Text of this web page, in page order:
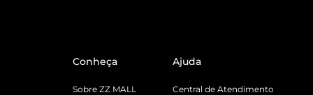
Conheça
Sobre ZZ MALL
Ajuda
Central de Atendimento